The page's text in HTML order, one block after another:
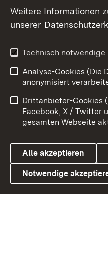
Social Wall
X / Twitter
Youtube
Link zum Landesportal
Benutzungshinweise
Datenschutz
Weitere Informationen
unserer
Technisch notwendige
Analyse-Cookies (Die
anonymisiert
Drittanbieter-Cookies
Facebook, X / Twitter
gesamten Webseite
Alle akzeptieren
Notwendige